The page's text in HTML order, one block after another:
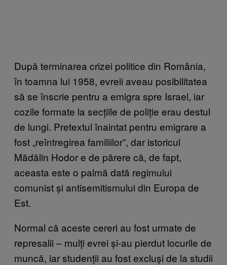
După terminarea crizei politice din România,
în toamna lui 1958, evreii aveau posibilitatea
să se înscrie pentru a emigra spre Israel, iar
cozile formate la secțiile de poliție erau destul
de lungi. Pretextul înaintat pentru emigrare a
fost „reîntregirea familiilor”, dar istoricul
Mădălin Hodor e de părere că, de fapt,
aceasta este o palmă dată regimului
comunist și antisemitismului din Europa de
Est.
Normal că aceste cereri au fost urmate de
represalii – mulți evrei și-au pierdut locurile de
muncă, iar studenții au fost excluși de la studii